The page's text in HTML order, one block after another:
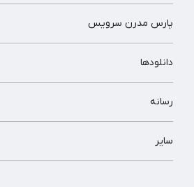
پارس مدرن سرویس
دانلودها
رسانه
سایر